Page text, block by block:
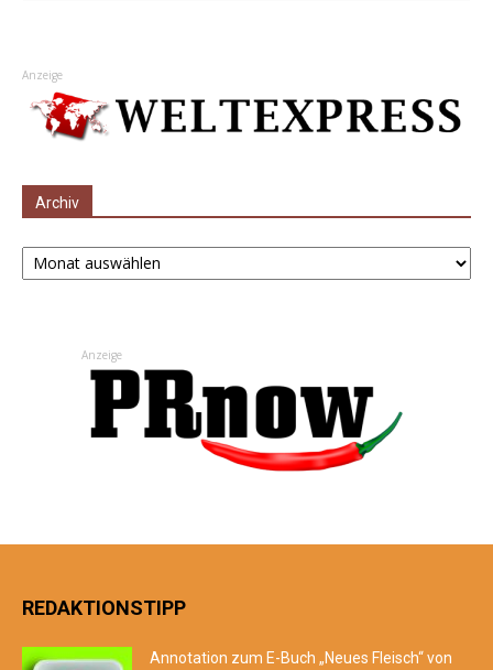
Anzeige
Archiv
Archiv
Anzeige
REDAKTIONSTIPP
Annotation zum E-Buch „Neues Fleisch“ von